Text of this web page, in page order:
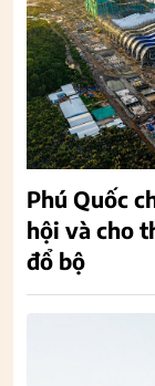
Phú Quốc
hội và cho
đổ bộ